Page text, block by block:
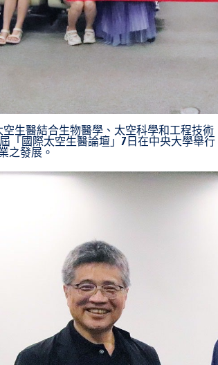
空生醫結合生物醫學、太空科學和工程技
「國際太空生醫論壇」7日在中央大學舉
之發展。